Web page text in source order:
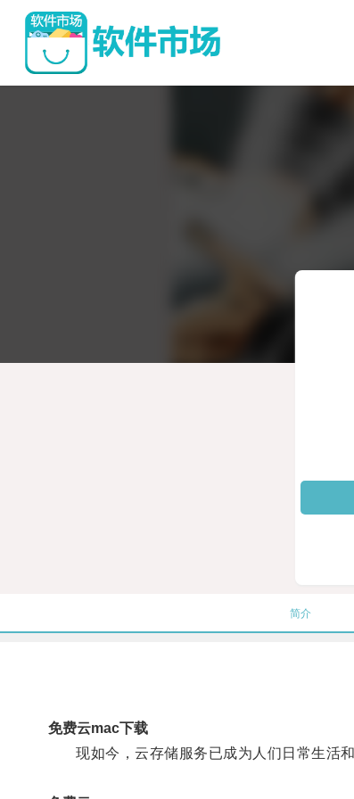
简介
免费云mac下载
现如今，云存储服务已成为人们日常生活和